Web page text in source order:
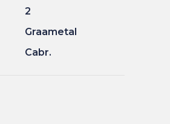
2
Graametal
Cabr.